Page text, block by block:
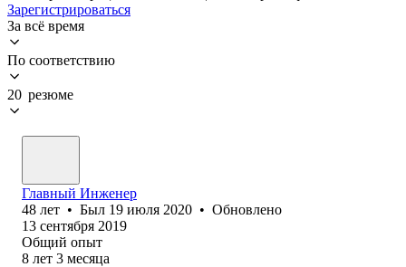
Зарегистрироваться
За всё время
По соответствию
20 резюме
Главный Инженер
48 лет • Был 19 июля 2020 • Обновлено
13 сентября 2019
Общий опыт
8 лет 3 месяца